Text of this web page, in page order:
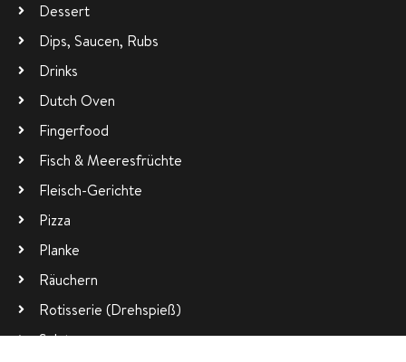
Dessert
Dips, Saucen, Rubs
Drinks
Dutch Oven
Fingerfood
Fisch & Meeresfrüchte
Fleisch-Gerichte
Pizza
Planke
Räuchern
Rotisserie (Drehspieß)
Salate